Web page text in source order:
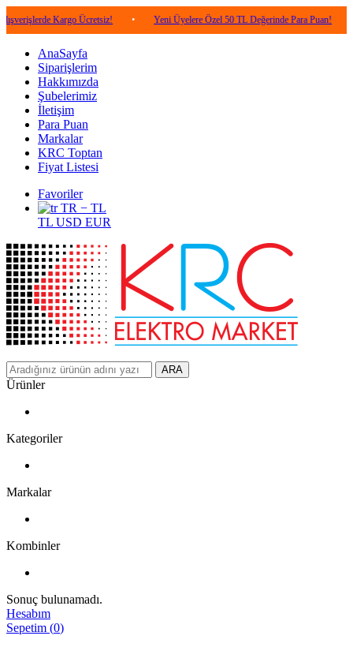
Kargo Ücretsiz! • Yeni Üyelere Özel 50 TL Değerinde Para Puan! •
AnaSayfa
Siparişlerim
Hakkımızda
Şubelerimiz
İletişim
Para Puan
Markalar
KRC Toptan
Fiyat Listesi
Favoriler
TR − TL
TL USD EUR
ARA
Ürünler
Kategoriler
Markalar
Kombinler
Sonuç bulunamadı.
Hesabım
Sepetim (0)